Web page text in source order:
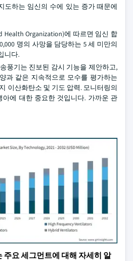
도하는 임신의 수에 있는 증가 때문에
Health Organization)에 따르면 임신 합
명의 사망을 담당하는 5 세 미만의
니다.
풍기는 진보된 감시 기능을 제안하고,
과 같은 지속적으로 모수를 평가하는
이산화탄소 및 기도 압력. 모니터링의
아에 대한 중요한 것입니다. 가까운 관
주요 세그먼트에 대해 자세히 알